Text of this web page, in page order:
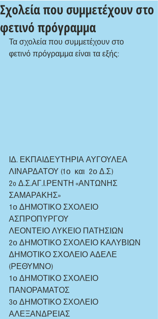
Σχολεία που συμμετέχουν στο
φετινό πρόγραμμα
Τα σχολεία που συμμετέχουν στο
φετινό πρόγραμμα είναι τα εξής:
ΙΔ. ΕΚΠΑΙΔΕΥΤΗΡΙΑ ΑΥΓΟΥΛΕΑ
ΛΙΝΑΡΔΑΤΟΥ (1ο  και  2ο Δ.Σ)
2o Δ.Σ.ΑΓ.Ι.ΡΕΝΤΗ «ΑΝΤΩΝΗΣ
ΣΑΜΑΡΑΚΗΣ»
1ο ΔΗΜΟΤΙΚΟ ΣΧΟΛΕΙΟ
ΑΣΠΡΟΠΥΡΓΟΥ
ΛΕΟΝΤΕΙΟ ΛΥΚΕΙΟ ΠΑΤΗΣΙΩΝ
2ο ΔΗΜΟΤΙΚΟ ΣΧΟΛΕΙΟ ΚΑΛΥΒΙΩΝ
ΔΗΜΟΤΙΚΟ ΣΧΟΛΕΙΟ ΑΔΕΛΕ
(ΡΕΘΥΜΝΟ)
1ο ΔΗΜΟΤΙΚΟ ΣΧΟΛΕΙΟ
ΠΑΝΟΡΑΜΑΤΟΣ
3ο ΔΗΜΟΤΙΚΟ ΣΧΟΛΕΙΟ
ΑΛΕΞΑΝΔΡΕΙΑΣ